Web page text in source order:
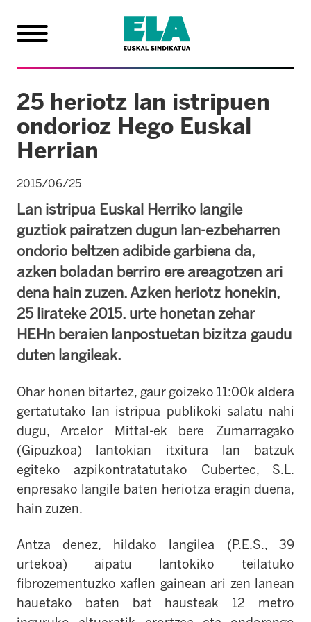
25 heriotz lan istripuen
ondorioz Hego Euskal
Herrian
2015/06/25
Lan istripua Euskal Herriko langile
guztiok pairatzen dugun lan-ezbeharren
ondorio beltzen adibide garbiena da,
azken boladan berriro ere areagotzen ari
dena hain zuzen. Azken heriotz honekin,
25 lirateke 2015. urte honetan zehar
HEHn beraien lanpostuetan bizitza gaudu
duten langileak.
Ohar honen bitartez, gaur goizeko 11:00k aldera
gertatutako lan istripua publikoki salatu nahi
dugu, Arcelor Mittal-ek bere Zumarragako
(Gipuzkoa) lantokian itxitura lan batzuk
egiteko azpikontratatutako Cubertec, S.L.
enpresako langile baten heriotza eragin duena,
hain zuzen.
Antza denez, hildako langilea (P.E.S., 39
urtekoa) aipatu lantokiko teilatuko
fibrozementuzko xaflen gainean ari zen lanean
hauetako baten bat hausteak 12 metro